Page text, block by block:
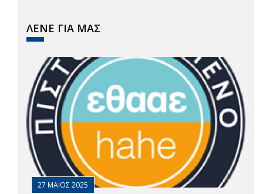
ΛΕΝΕ ΓΙΑ ΜΑΣ
27 ΜΑΙΟΣ 2025